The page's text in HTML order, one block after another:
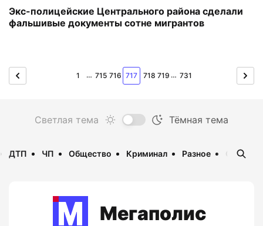
Экс-полицейские Центрального района сделали
фальшивые документы сотне мигрантов
1 … 715 716 717 718 719 … 731
ДТП ЧП Общество Криминал Разное
Мегаполис